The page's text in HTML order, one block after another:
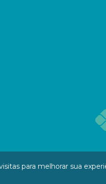
67.946.814/
para melhorar sua